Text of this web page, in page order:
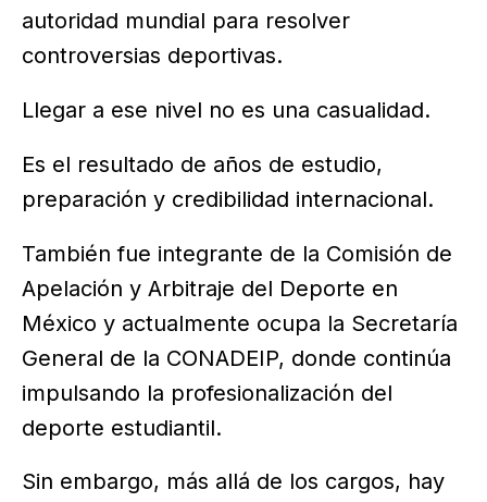
autoridad mundial para resolver
controversias deportivas.
Llegar a ese nivel no es una casualidad.
Es el resultado de años de estudio,
preparación y credibilidad internacional.
También fue integrante de la Comisión de
Apelación y Arbitraje del Deporte en
México y actualmente ocupa la Secretaría
General de la CONADEIP, donde continúa
impulsando la profesionalización del
deporte estudiantil.
Sin embargo, más allá de los cargos, hay